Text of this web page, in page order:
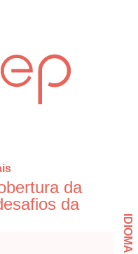
da
da
IDIOMA